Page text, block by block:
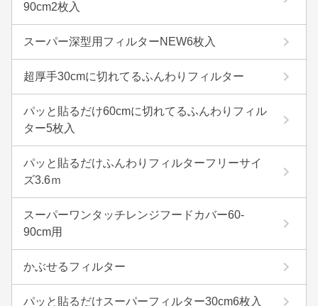
90cm2枚入
スーパー深型用フィルターNEW6枚入
超厚手30cmに切れてるふんわりフィルター
パッと貼るだけ60cmに切れてるふんわりフィル
ター5枚入
パッと貼るだけふんわりフィルターフリーサイ
ズ3.6ｍ
スーパーワンタッチレンジフードカバー60-
90cm用
かぶせるフィルター
パッと貼るだけスーパーフィルター30cm6枚入